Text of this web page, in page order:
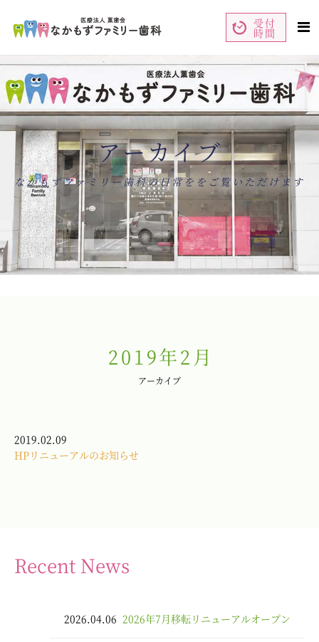
ペ
ー
先
頭
で
コ
ン
テ
ン
受付
時間
コ
ン
ツ
エ
リ
で
す
アーカイブ
なかもずファミリー歯科の日常ををご覧いただけます
2019年2月
アーカイブ
2019.02.09
HPリニューアルのお知らせ
Recent News
2026.04.06 2026年7月移転リニューアルオープン